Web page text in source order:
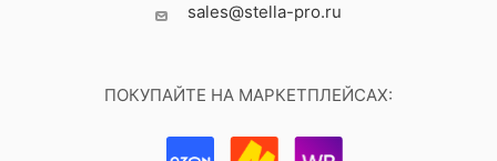
sales@stella-pro.ru
ПОКУПАЙТЕ НА МАРКЕТПЛЕЙСАХ: